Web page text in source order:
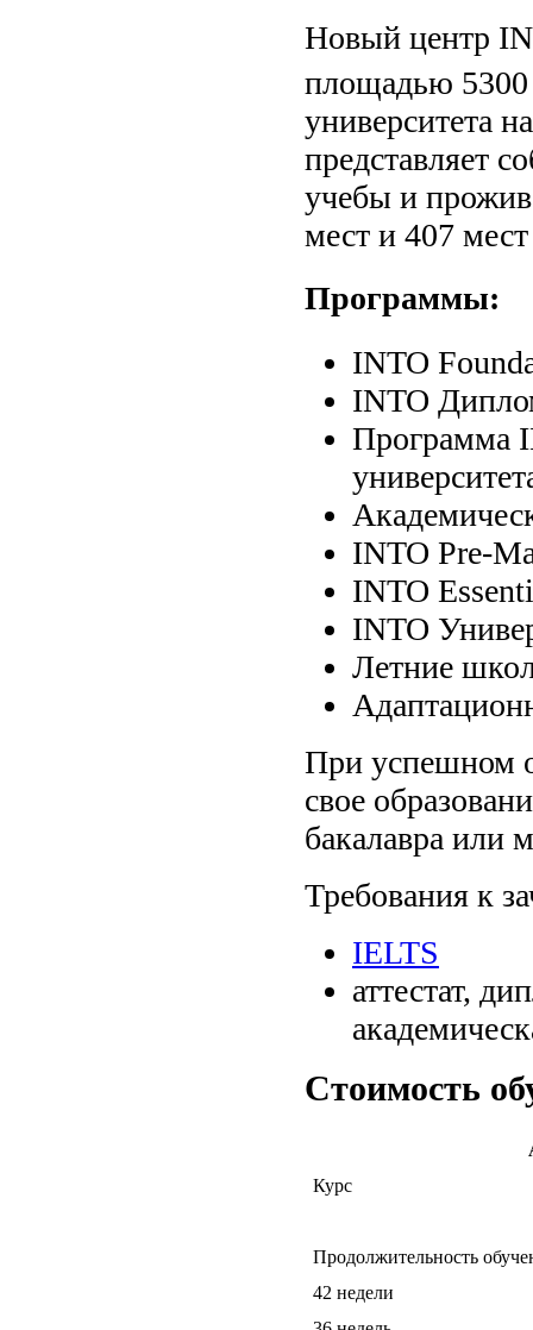
Новый центр
площадью
университета
представляет
учебы и
мест и 407
Программы:
INTO
INTO
Программа
INTO Pre-
INTO
INTO
Летние
При успешном
свое
бакалавра или
Требования к
IELTS
аттестат,
Стоимость
Курс
Продолжительность
42 недели